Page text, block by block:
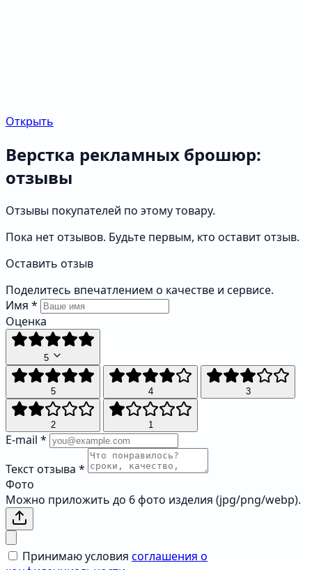
Открыть
Верстка рекламных брошюр:
отзывы
Отзывы покупателей по этому товару.
Пока нет отзывов. Будьте первым, кто оставит отзыв.
Оставить отзыв
Поделитесь впечатлением о качестве и сервисе.
Имя *
Оценка
5
5 4 3
2 1
E-mail *
Текст отзыва *
Фото
Можно приложить до 6 фото изделия (jpg/png/webp).
Принимаю условия соглашения о